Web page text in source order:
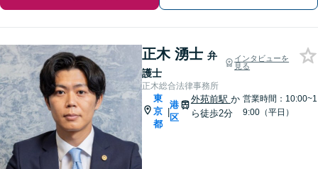
正木 湧士 弁
護士
インタビューを
見る
正木総合法律事務所
東
京
都
|
港
区
外苑前駅 か
ら徒歩2分
営業時間：10:00~1
9:00（平日）